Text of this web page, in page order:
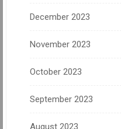
December 2023
November 2023
October 2023
September 2023
August 2023